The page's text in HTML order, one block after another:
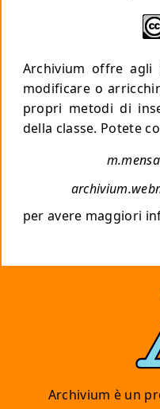
Archivium offre agli
modificare o
propri metodi di
della classe. Potete
per avere maggiori
Archivium è un